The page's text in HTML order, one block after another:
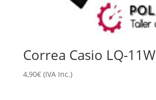
Correa Casio LQ-11W
4,90€ (IVA Inc.)